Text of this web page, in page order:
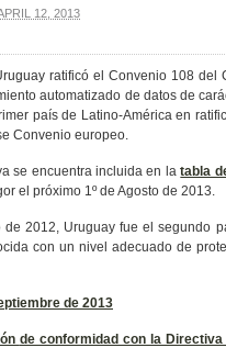
12, 2013
ratificó el Convenio 108 del
automatizado de datos de
país de Latino-América en
Convenio europeo.
se encuentra incluida en latabla
el próximo 1º de Agosto de 2013.
2012, Uruguay fue el segundo
con un nivel adecuado de
de 2013
de conformidad con la